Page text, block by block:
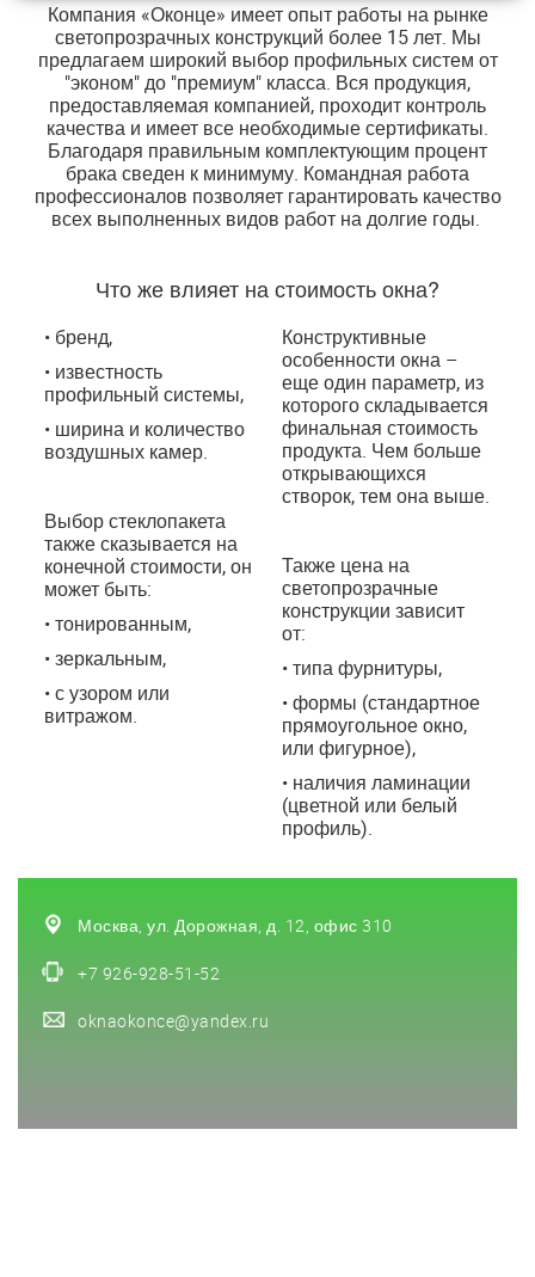
Компания «Оконце» имеет опыт работы на рынке
светопрозрачных конструкций более 15 лет. Мы
предлагаем широкий выбор профильных систем от
"эконом" до "премиум" класса. Вся продукция,
предоставляемая компанией, проходит контроль
качества и имеет все необходимые сертификаты.
Благодаря правильным комплектующим процент
брака сведен к минимуму. Командная работа
профессионалов позволяет гарантировать качество
всех выполненных видов работ на долгие годы.
Что же влияет на стоимость окна?
• бренд,
• известность
профильный системы,
• ширина и количество
воздушных камер.
Выбор стеклопакета
также сказывается на
конечной стоимости, он
может быть:
• тонированным,
• зеркальным,
• с узором или
витражом.
Конструктивные
особенности окна –
еще один параметр, из
которого складывается
финальная стоимость
продукта. Чем больше
открывающихся
створок, тем она выше.
Также цена на
светопрозрачные
конструкции зависит
от:
• типа фурнитуры,
• формы (стандартное
прямоугольное окно,
или фигурное),
• наличия ламинации
(цветной или белый
профиль).
Москва, ул. Дорожная, д. 12, офис 310
+7 926-928-51-52
oknaokonce@yandex.ru